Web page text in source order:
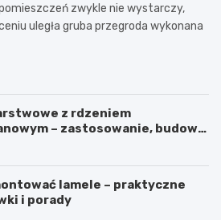
zwykle nie wystarczy,
uległa gruba przegroda wykonana
z rdzeniem
– zastosowanie, budowa
lamele – praktyczne
i porady